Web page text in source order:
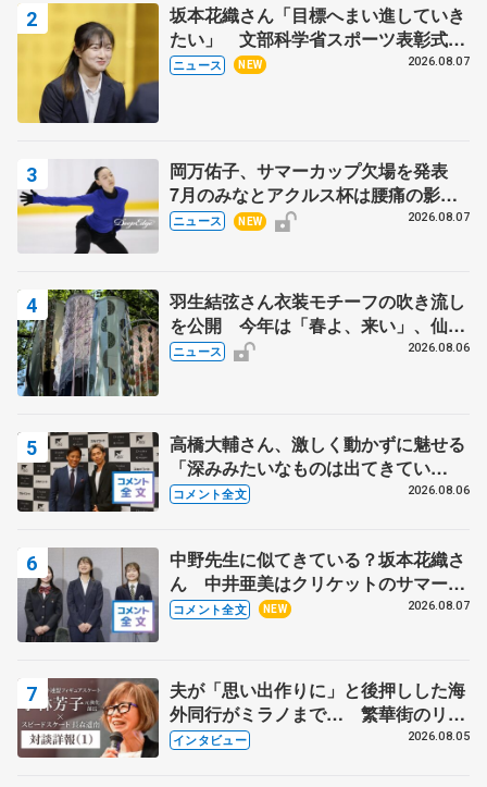
坂本花織さん「目標へまい進していき
たい」 文部科学省スポーツ表彰式で
代表謝辞
ニュース NEW 2026.08.07
岡万佑子、サマーカップ欠場を発表
7月のみなとアクルス杯は腰痛の影響
で
ニュース NEW 2026.08.07
羽生結弦さん衣装モチーフの吹き流し
を公開 今年は「春よ、来い」、仙台
の瑞鳳殿
ニュース 2026.08.06
高橋大輔さん、激しく動かずに魅せる
「深みみたいなものは出てきてい
る？」 〝兄さん〟と慕うレジェンド
コメント全文 2026.08.06
中野先生に似てきている？坂本花織さ
ん 中井亜美はクリケットのサマーキ
ャンプに 島田麻央はたくさん試合に
コメント全文 NEW 2026.08.07
夫が「思い出作りに」と後押しした海
外同行がミラノまで… 繁華街のリン
クでは不良のお兄さんも味方に 小林
インタビュー 2026.08.05